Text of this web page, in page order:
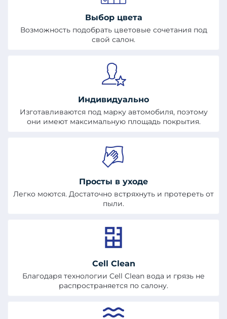
Выбор цвета
Возможность подобрать цветовые сочетания под
свой салон.
Индивидуально
Изготавливаются под марку автомобиля, поэтому
они имеют максимальную площадь покрытия.
Просты в уходе
Легко моются. Достаточно встряхнуть и протереть от
пыли.
Cell Clean
Благодаря технологии Cell Clean вода и грязь не
распространяется по салону.